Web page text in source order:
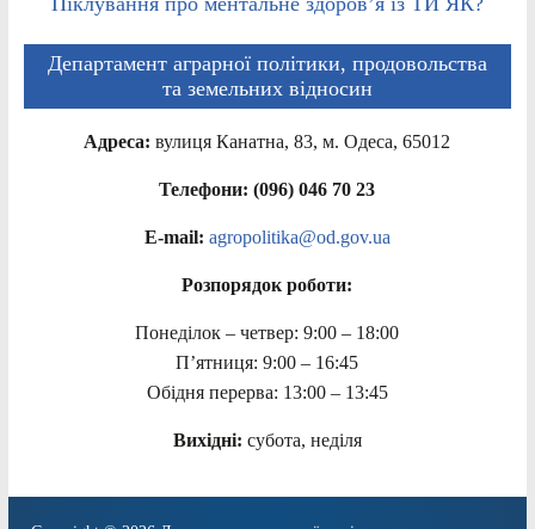
Департамент аграрної політики, продовольства
та земельних відносин
Адреса: вулиця Канатна, 83, м. Одеса, 65012
Телефони: (096) 046 70 23
E-mail: agropolitika@od.gov.ua
Розпорядок роботи:
Понеділок – четвер: 9:00 – 18:00
П’ятниця: 9:00 – 16:45
Обідня перерва: 13:00 – 13:45
Вихідні: субота, неділя